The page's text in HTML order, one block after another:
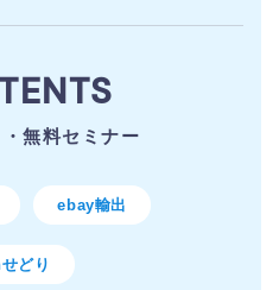
無料セミナー
ebay輸出
どり